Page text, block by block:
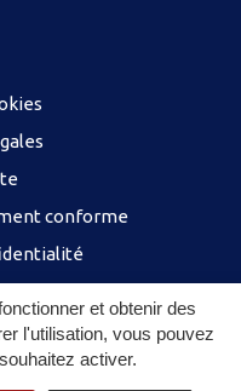
et obtenir des
l'utilisation, vous pouvez
activer.
conforme